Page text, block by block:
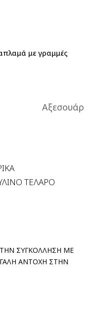
με γραμμές
Αξεσουάρ
ΤΕΛΑΡΟ
ΤΗΝ ΣΥΓΚΟΛΛΗΣΗ ΜΕ
ΑΝΤΟΧΗ ΣΤΗΝ